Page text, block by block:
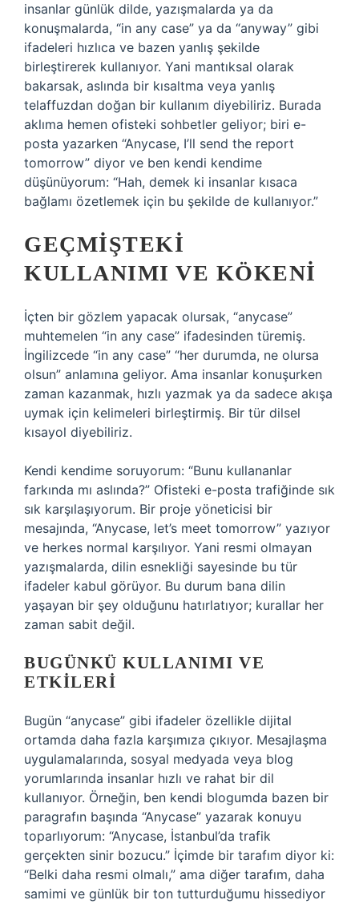
insanlar günlük dilde, yazışmalarda ya da
konuşmalarda, “in any case” ya da “anyway” gibi
ifadeleri hızlıca ve bazen yanlış şekilde
birleştirerek kullanıyor. Yani mantıksal olarak
bakarsak, aslında bir kısaltma veya yanlış
telaffuzdan doğan bir kullanım diyebiliriz. Burada
aklıma hemen ofisteki sohbetler geliyor; biri e-
posta yazarken “Anycase, I’ll send the report
tomorrow” diyor ve ben kendi kendime
düşünüyorum: “Hah, demek ki insanlar kısaca
bağlamı özetlemek için bu şekilde de kullanıyor.”
GEÇMIŞTEKI
KULLANIMI VE KÖKENI
İçten bir gözlem yapacak olursak, “anycase”
muhtemelen “in any case” ifadesinden türemiş.
İngilizcede “in any case” “her durumda, ne olursa
olsun” anlamına geliyor. Ama insanlar konuşurken
zaman kazanmak, hızlı yazmak ya da sadece akışa
uymak için kelimeleri birleştirmiş. Bir tür dilsel
kısayol diyebiliriz.
Kendi kendime soruyorum: “Bunu kullananlar
farkında mı aslında?” Ofisteki e-posta trafiğinde sık
sık karşılaşıyorum. Bir proje yöneticisi bir
mesajında, “Anycase, let’s meet tomorrow” yazıyor
ve herkes normal karşılıyor. Yani resmi olmayan
yazışmalarda, dilin esnekliği sayesinde bu tür
ifadeler kabul görüyor. Bu durum bana dilin
yaşayan bir şey olduğunu hatırlatıyor; kurallar her
zaman sabit değil.
BUGÜNKÜ KULLANIMI VE
ETKILERI
Bugün “anycase” gibi ifadeler özellikle dijital
ortamda daha fazla karşımıza çıkıyor. Mesajlaşma
uygulamalarında, sosyal medyada veya blog
yorumlarında insanlar hızlı ve rahat bir dil
kullanıyor. Örneğin, ben kendi blogumda bazen bir
paragrafın başında “Anycase” yazarak konuyu
toparlıyorum: “Anycase, İstanbul’da trafik
gerçekten sinir bozucu.” İçimde bir tarafım diyor ki:
“Belki daha resmi olmalı,” ama diğer tarafım, daha
samimi ve günlük bir ton tutturduğumu hissediyor